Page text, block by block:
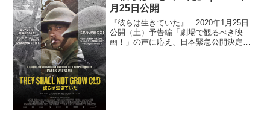
月25日公開
『彼らは生きていた』｜2020年1月25日
公開（土）予告編「劇場で観るべき映
画！」の声に応え、日本緊急公開決定。